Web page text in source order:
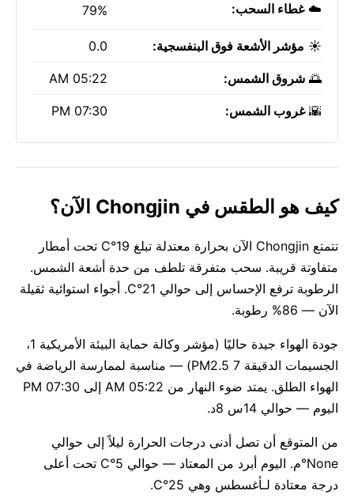
☁️غطاء السحب: 79%
☀️ مؤشر الأشعة فوق البنفسجية: 0.0
🌅 شروق الشمس: 05:22 AM
🌇غروب الشمس: 07:30 PM
كيف هو الطقس في Chongjin الآن؟
تتمتع Chongjin الآن بحرارة معتدلة تبلغ 19°C تحت أمطار
متفاوتة قريبة. سحب متفرقة تلطف من حدة أشعة الشمس.
الرطوبة ترفع الإحساس إلى حوالي 21°C. أجواء استوائية ثقيلة
الآن — 86% رطوبة.
جودة الهواء جيدة حاليًا (مؤشر وكالة حماية البيئة الأمريكية 1،
الجسيمات الدقيقة PM2.5 7) — مناسبة لممارسة الرياضة في
الهواء الطلق. يمتد ضوء النهار من 05:22 AM إلى 07:30 PM
اليوم — حوالي 14س 8د.
من المتوقع أن تصل أدنى درجات الحرارة ليلاً إلى حوالي
None°م. اليوم أبرد من المعتاد — حوالي 5°C تحت أعلى
درجة معتادة لـأغسطس وهي 25°C.